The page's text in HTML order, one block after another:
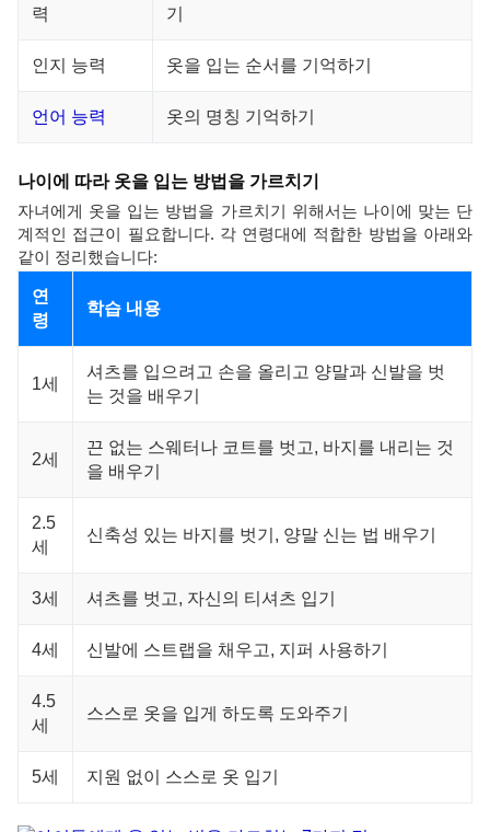
력
기
인지 능력 옷을 입는 순서를 기억하기
언어 능력 옷의 명칭 기억하기
나이에 따라 옷을 입는 방법을 가르치기
자녀에게 옷을 입는 방법을 가르치기 위해서는 나이에 맞는 단
계적인 접근이 필요합니다. 각 연령대에 적합한 방법을 아래와
같이 정리했습니다:
연
령
학습 내용
1세
셔츠를 입으려고 손을 올리고 양말과 신발을 벗
는 것을 배우기
2세
끈 없는 스웨터나 코트를 벗고, 바지를 내리는 것
을 배우기
2.5
세
신축성 있는 바지를 벗기, 양말 신는 법 배우기
3세 셔츠를 벗고, 자신의 티셔츠 입기
4세 신발에 스트랩을 채우고, 지퍼 사용하기
4.5
세
스스로 옷을 입게 하도록 도와주기
5세 지원 없이 스스로 옷 입기